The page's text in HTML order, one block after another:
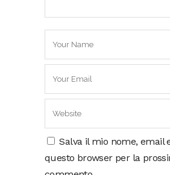
Salva il mio nome, email
questo browser per la